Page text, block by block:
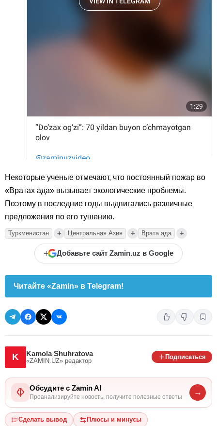
Некоторые ученые отмечают, что постоянный пожар во
«Вратах ада» вызывает экологические проблемы.
Поэтому в последние годы выдвигались различные
предложения по его тушению.
Туркменистан + Центральная Азия + Врата ада +
+ Добавьте сайт Zamin.uz в Google
Читайте «Zamin» в Telegram!
K Kamola Shuhratova
«ZAMIN.UZ» редактор
Подписаться
Обсудите с Zamin AI
Проанализируйте новость, получите полезные ответы
→
Сделать вывод Плюсы и минусы